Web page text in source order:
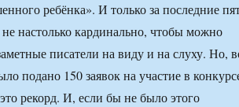
ребёнка». И только за последние
настолько кардинально, чтобы можно
писатели на виду и на слуху. Но,
подано 150 заявок на участие в
рекорд. И, если бы не было этого